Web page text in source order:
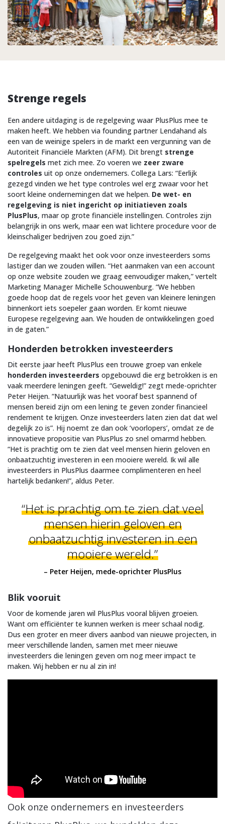
Strenge regels
Een andere uitdaging is de regelgeving waar PlusPlus mee te
maken heeft. We hebben via founding partner Lendahand als
een van de weinige spelers in de markt een vergunning van de
Autoriteit Financiële Markten (AFM). Dit brengt strenge
spelregels met zich mee. Zo voeren we zeer zware
controles uit op onze ondernemers. Collega Lars: “Eerlijk
gezegd vinden we het type controles wel erg zwaar voor het
soort kleine ondernemingen dat we helpen. De wet- en
regelgeving is niet ingericht op initiatieven zoals
PlusPlus, maar op grote financiële instellingen. Controles zijn
belangrijk in ons werk, maar een wat lichtere procedure voor de
kleinschaliger bedrijven zou goed zijn.”
De regelgeving maakt het ook voor onze investeerders soms
lastiger dan we zouden willen. “Het aanmaken van een account
op onze website zouden we graag eenvoudiger maken,” vertelt
Marketing Manager Michelle Schouwenburg. “We hebben
goede hoop dat de regels voor het geven van kleinere leningen
binnenkort iets soepeler gaan worden. Er komt nieuwe
Europese regelgeving aan. We houden de ontwikkelingen goed
in de gaten.”
Honderden betrokken investeerders
Dit eerste jaar heeft PlusPlus een trouwe groep van enkele
honderden investeerders opgebouwd die erg betrokken is en
vaak meerdere leningen geeft. “Geweldig!” zegt mede-oprichter
Peter Heijen. “Natuurlijk was het vooraf best spannend of
mensen bereid zijn om een lening te geven zonder financieel
rendement te krijgen. Onze investeerders laten zien dat dat wel
degelijk zo is”. Hij noemt ze dan ook ‘voorlopers’, omdat ze de
innovatieve propositie van PlusPlus zo snel omarmd hebben.
“Het is prachtig om te zien dat veel mensen hierin geloven en
onbaatzuchtig investeren in een mooiere wereld. Ik wil alle
investeerders in PlusPlus daarmee complimenteren en heel
hartelijk bedanken!”, aldus Peter.
“Het is prachtig om te zien dat veel
mensen hierin geloven en
onbaatzuchtig investeren in een
mooiere wereld.”
– Peter Heijen, mede-oprichter PlusPlus
Blik vooruit
Voor de komende jaren wil PlusPlus vooral blijven groeien.
Want om efficiënter te kunnen werken is meer schaal nodig.
Dus een groter en meer divers aanbod van nieuwe projecten, in
meer verschillende landen, samen met meer nieuwe
investeerders die leningen geven om nog meer impact te
maken. Wij hebben er nu al zin in!
Ook onze ondernemers en investeerders